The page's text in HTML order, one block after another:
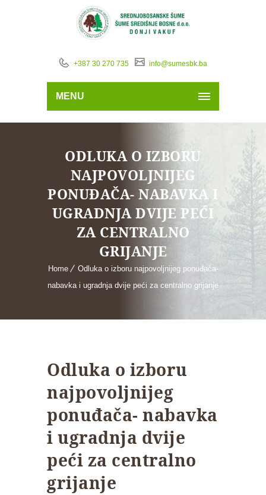
+387 30 270 735 info@sumesbk.ba
MENU
ODLUKA O IZBORU
NAJPOVOLJNIJEG
PONUĐAČA- NABAVKA I
UGRADNJA DVIJE PEĆI
ZA CENTRALNO
GRIJANJE
Home
Odluka o izboru najpovoljnijeg ponuđača-
nabavka i ugradnja dvije peći za centralno grijanje
Odluka o izboru
najpovoljnijeg
ponuđača- nabavka
i ugradnja dvije
peći za centralno
grijanje